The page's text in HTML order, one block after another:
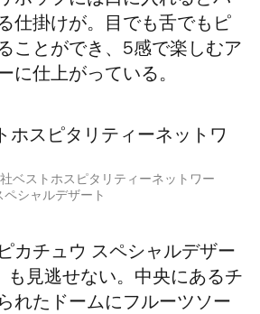
仕掛けが。目でも舌でもピ
ことができ、5感で楽しむア
に仕上がっている。
ベストホスピタリティーネットワー
ペシャルデザート
カチュウ スペシャルデザー
も見逃せない。中央にあるチ
れたドームにフルーツソー